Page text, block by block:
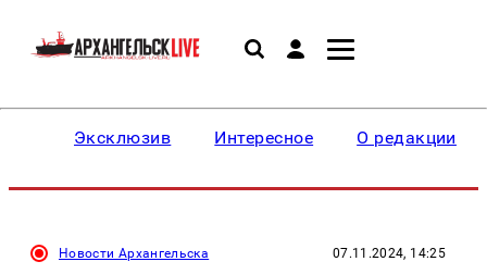
Эксклюзив Интересное О редакции
Новости Архангельска 07.11.2024, 14:25